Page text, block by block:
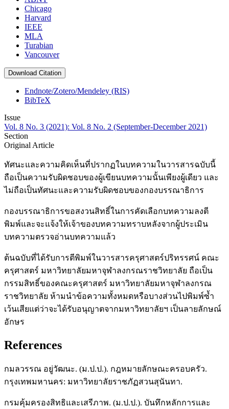
Chicago
Harvard
IEEE
MLA
Turabian
Vancouver
Download Citation
Endnote/Zotero/Mendeley (RIS)
BibTeX
Issue
Vol. 8 No. 3 (2021): Vol. 8 No. 2 (September-December 2021)
Section
Original Article
ทัศนะและความคิดเห็นที่ปรากฏในบทความในวารสารฉบับนี้
ถือเป็นความรับผิดชอบของผู้เขียนบทความนั้นเพียงผู้เดียว และ
ไม่ถือเป็นทัศนะและความรับผิดชอบของกองบรรณาธิการ
กองบรรณาธิการขอสงวนสิทธิ์ในการคัดเลือกบทความลงตี
พิมพ์และจะแจ้งให้เจ้าของบทความทราบหลังจากผู้ประเมิน
บทความตรวจอ่านบทความแล้ว
ต้นฉบับที่ได้รับการตีพิมพ์ในวารสารครุศาสตร์ปริทรรศน์ คณะ
ครุศาสตร์ มหาวิทยาลัยมหาจุฬาลงกรณราชวิทยาลัย ถือเป็น
กรรมสิทธิ์ของคณะครุศาสตร์ มหาวิทยาลัยมหาจุฬาลงกรณ
ราชวิทยาลัย ห้ามนำข้อความทั้งหมดหรือบางส่วนไปพิมพ์ซ้ำ
เว้นเสียแต่ว่าจะได้รับอนุญาตจากมหาวิทยาลัยฯ เป็นลายลักษณ์
อักษร
References
กมลวรรณ อยู่วัฒนะ. (ม.ป.ป.). กฎหมายลักษณะครอบครัว.
กรุงเทพมหานคร: มหาวิทยาลัยราชภัฏสวนสุนันทา.
กรมคุ้มครองสิทธิและเสรีภาพ. (ม.ป.ป.). บันทึกหลักการและ